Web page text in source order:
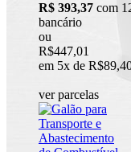
R$ 393,37 com
bancário
ou
R$447,01
em 5x de
ver parcelas